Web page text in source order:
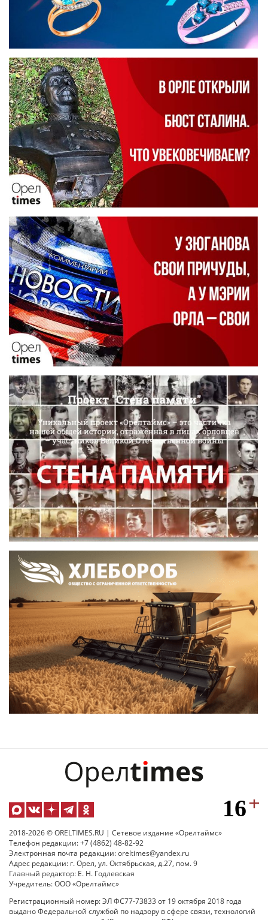
2018-2026 © ORELTIMES.RU | Сетевое издание «Орелтаймс»
Телефон редакции: +7 (4862) 48-82-92
Электронная почта редакции: oreltimes@yandex.ru
Адрес редакции: г. Орел, ул. Октябрьская, д.27, пом. 9
Главный редактор: Е. Н. Годлевская
Учредитель: ООО «Орелтаймс»
Регистрационный номер: ЭЛ ФС77-73833 от 19 октября 2018 года
выдано Федеральной службой по надзору в сфере связи, технологий